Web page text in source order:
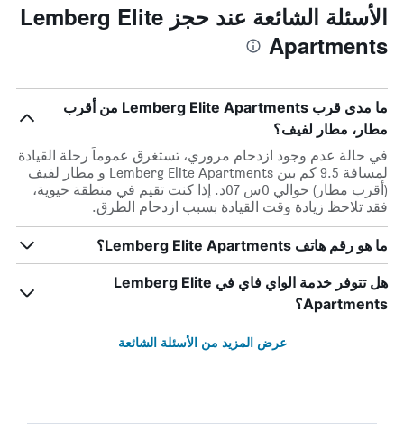
الأسئلة الشائعة عند حجز Lemberg Elite
Apartments
ما مدى قرب Lemberg Elite Apartments من أقرب
مطار، مطار لفيف؟
في حالة عدم وجود ازدحام مروري، تستغرق عموماً رحلة القيادة
لمسافة 9.5 كم بين Lemberg Elite Apartments و مطار لفيف
(أقرب مطار) حوالي 0س 07د. إذا كنت تقيم في منطقة حيوية،
فقد تلاحظ زيادة وقت القيادة بسبب ازدحام الطرق.
ما هو رقم هاتف Lemberg Elite Apartments؟
هل تتوفر خدمة الواي فاي في Lemberg Elite
Apartments؟
عرض المزيد من الأسئلة الشائعة